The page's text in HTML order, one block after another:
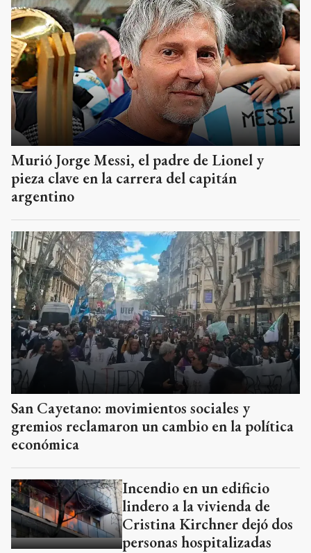
Murió Jorge Messi, el padre de Lionel y
pieza clave en la carrera del capitán
argentino
San Cayetano: movimientos sociales y
gremios reclamaron un cambio en la política
económica
Incendio en un edificio
lindero a la vivienda de
Cristina Kirchner dejó dos
personas hospitalizadas